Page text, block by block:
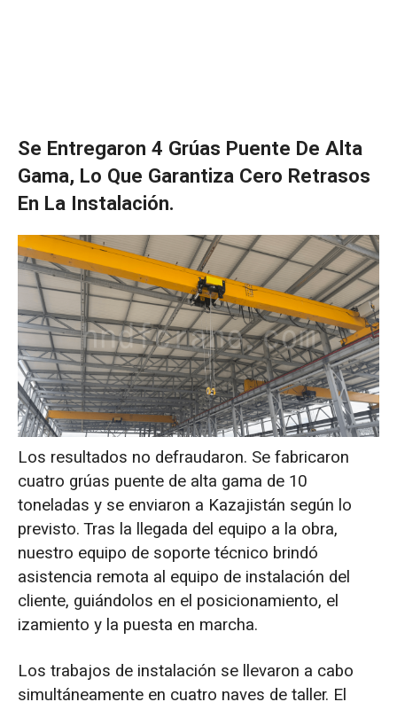
Se Entregaron 4 Grúas Puente De Alta
Gama, Lo Que Garantiza Cero Retrasos
En La Instalación.
Los resultados no defraudaron. Se fabricaron
cuatro grúas puente de alta gama de 10
toneladas y se enviaron a Kazajistán según lo
previsto. Tras la llegada del equipo a la obra,
nuestro equipo de soporte técnico brindó
asistencia remota al equipo de instalación del
cliente, guiándolos en el posicionamiento, el
izamiento y la puesta en marcha.
Los trabajos de instalación se llevaron a cabo
simultáneamente en cuatro naves de taller. El